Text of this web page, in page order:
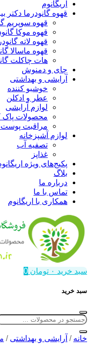
اریگانوم
قهوه گانودرما دکتر
قهوه سوپریم
قهوه موکا
قهوه لاته
قهوه ماسالا
هات چاکلت
چای و دمنوش
آرایشی و بهداشتی
خوشبو کننده
عطر و ادکلن
لوازم آرایشی
محصولات پاک
مراقبت
لوازم آشپزخانه
تصفیه آب
غذاپز
پکیج‌های ویژه
بلاگ
درباره ما
تماس با ما
همکاری با اریگانوم
سبد خرید ۰ تومان 0
سبد خرید
خانه / آرایشی و بهداشتی /